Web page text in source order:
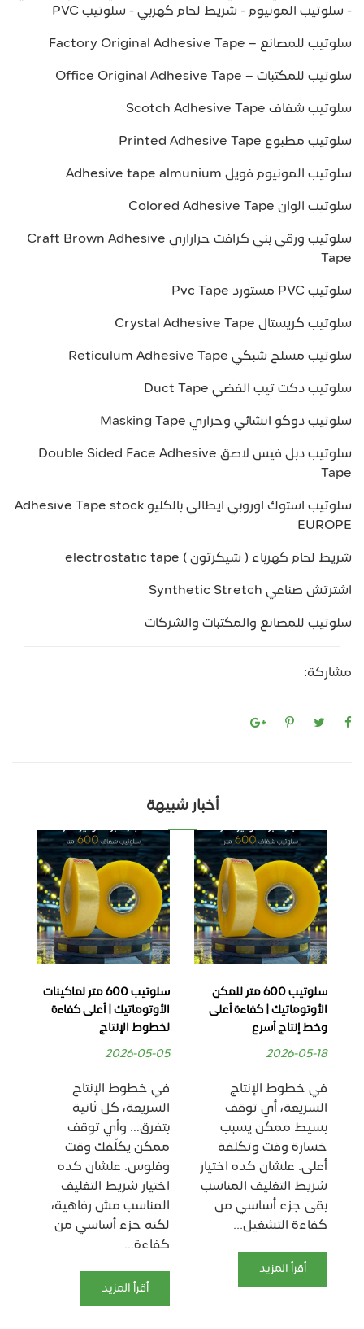
- سلوتيب المونيوم - شريط لحام كهربي - سلوتيب PVC
سلوتيب للمصانع – Factory Original Adhesive Tape
سلوتيب للمكتبات – Office Original Adhesive Tape
سلوتيب شفاف Scotch Adhesive Tape
سلوتيب مطبوع Printed Adhesive Tape
سلوتيب المونيوم فويل Adhesive tape almunium
سلوتيب الوان Colored Adhesive Tape
سلوتيب ورقي بني كرافت حراراري Craft Brown Adhesive
Tape
سلوتيب PVC مستورد Pvc Tape
سلوتيب كريستال Crystal Adhesive Tape
سلوتيب مسلح شبكي Reticulum Adhesive Tape
سلوتيب دكت تيب الفضي Duct Tape
سلوتيب دوكو انشائي وحراري Masking Tape
سلوتيب دبل فيس لاصق Double Sided Face Adhesive
Tape
سلوتيب استوك اوروبي ايطالي بالكليو Adhesive Tape stock
EUROPE
شريط لحام كهرباء ( شيكرتون ) electrostatic tape
اشترتش صناعي Synthetic Stretch
سلوتيب للمصانع والمكتبات والشركات
مشاركة:
أخبار شبيهة
سلوتيب 600 متر للمكن
الأوتوماتيك | كفاءة أعلى
وخط إنتاج أسرع
2026-05-18
في خطوط الإنتاج
السريعة، أي توقف
بسيط ممكن يسبب
خسارة وقت وتكلفة
أعلى. علشان كده اختيار
شريط التغليف المناسب
بقى جزء أساسي من
كفاءة التشغيل...
أقرأ المزيد
سلوتيب 600 متر لماكينات
الأوتوماتيك | أعلى كفاءة
لخطوط الإنتاج
2026-05-05
في خطوط الإنتاج
السريعة، كل ثانية
بتفرق… وأي توقف
ممكن يكلّفك وقت
وفلوس. علشان كده
اختيار شريط التغليف
المناسب مش رفاهية،
لكنه جزء أساسي من
كفاءة...
أقرأ المزيد